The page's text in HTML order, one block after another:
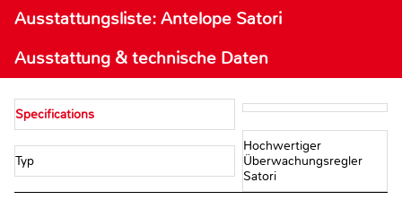
Ausstattungsliste: Antelope Satori
Ausstattung & technische Daten
Specifications
Typ
Hochwertiger
Überwachungsregler
Satori